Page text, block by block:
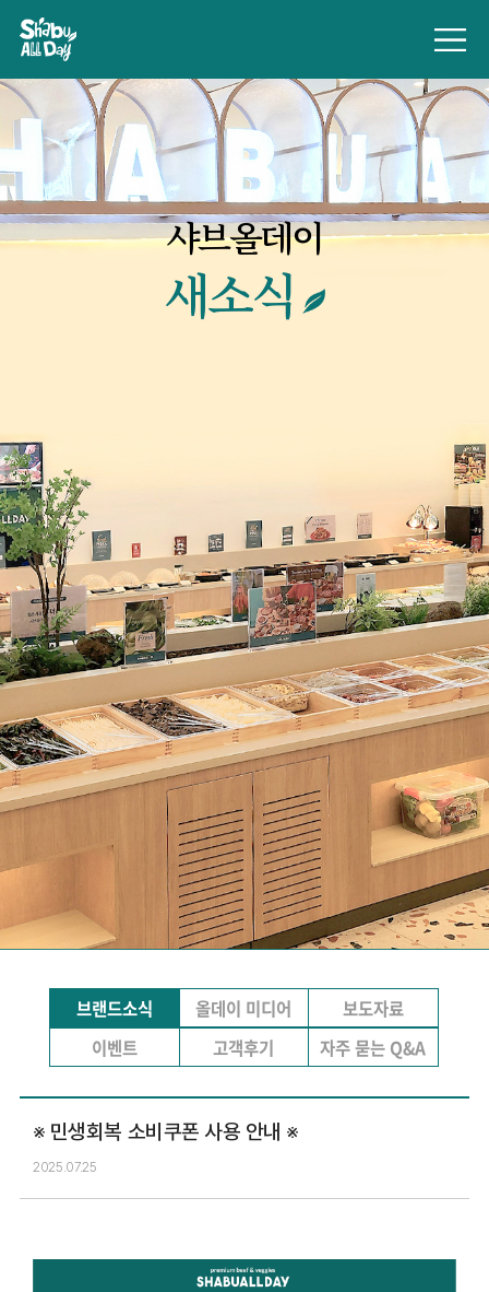
샤브올데이
새소식
브랜드소식 올데이 미디어
보도자료
이벤트
고객후기 자주 묻는 Q&A
※ 민생회복 소비쿠폰 사용 안내 ※
2025.07.25